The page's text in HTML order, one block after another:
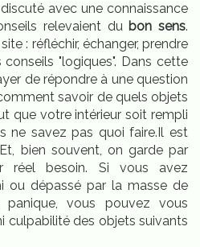
avec une connaissance
relevaient du bon sens.
: réfléchir, échanger, prendre
"logiques". Dans cette
de répondre à une question
savoir de quels objets
que votre intérieur soit rempli
ne savez pas quoi faire.Il est
bien souvent, on garde par
réel besoin. Si vous avez
ou dépassé par la masse de
vous pouvez vous
culpabilité des objets suivants